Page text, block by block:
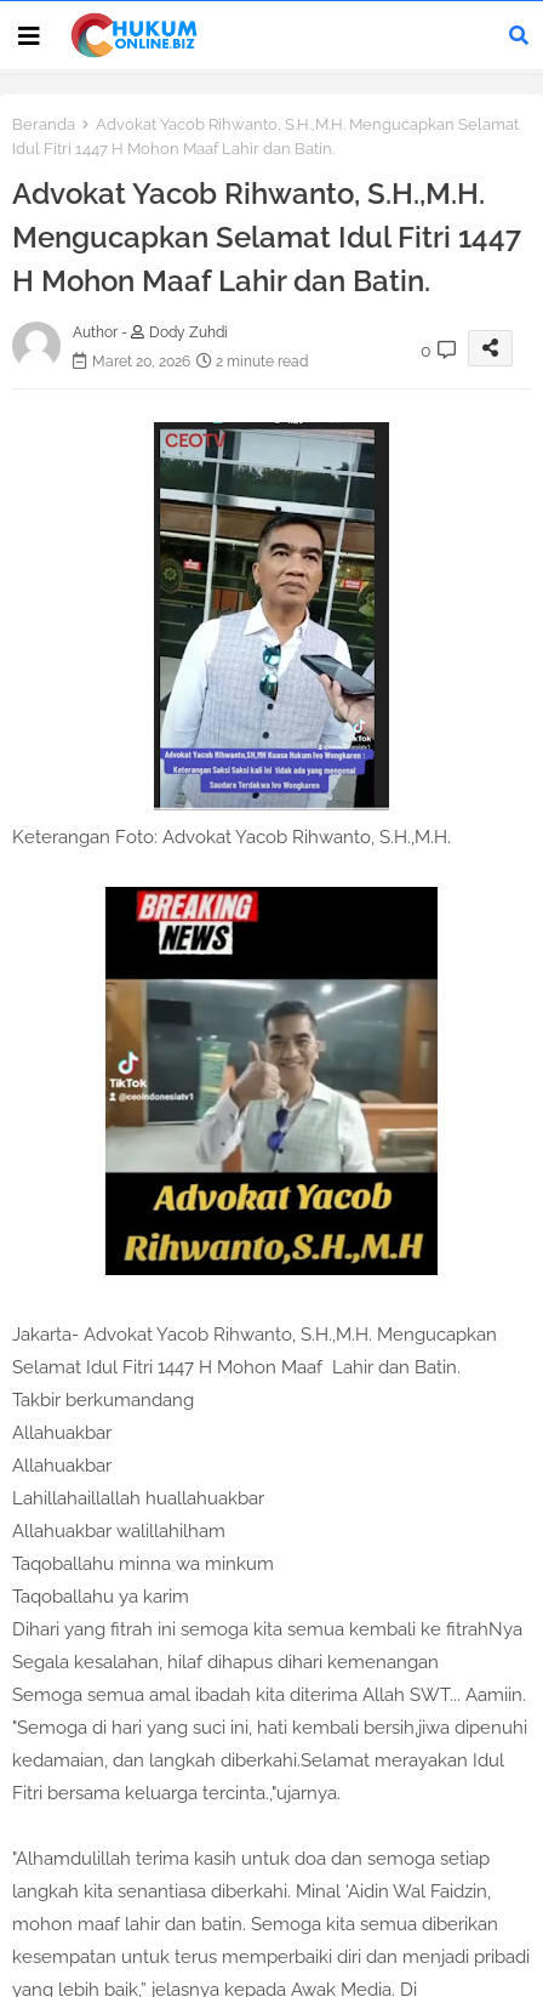
Beranda
Advokat Yacob Rihwanto, S.H.,M.H. Mengucapkan Selamat
Idul Fitri 1447 H Mohon Maaf Lahir dan Batin.
Advokat Yacob Rihwanto, S.H.,M.H.
Mengucapkan Selamat Idul Fitri 1447
H Mohon Maaf Lahir dan Batin.
Author -
Dody Zuhdi
Maret 20, 2026
2 minute read
0
Keterangan Foto: Advokat Yacob Rihwanto, S.H.,M.H.
Jakarta- Advokat Yacob Rihwanto, S.H.,M.H. Mengucapkan
Selamat Idul Fitri 1447 H Mohon Maaf Lahir dan Batin.
Takbir berkumandang
Allahuakbar
Allahuakbar
Lahillahaillallah huallahuakbar
Allahuakbar walillahilham
Taqoballahu minna wa minkum
Taqoballahu ya karim
Dihari yang fitrah ini semoga kita semua kembali ke fitrahNya
Segala kesalahan, hilaf dihapus dihari kemenangan
Semoga semua amal ibadah kita diterima Allah SWT... Aamiin.
"Semoga di hari yang suci ini, hati kembali bersih,jiwa dipenuhi
kedamaian, dan langkah diberkahi.Selamat merayakan Idul
Fitri bersama keluarga tercinta.,"ujarnya.
"Alhamdulillah terima kasih untuk doa dan semoga setiap
langkah kita senantiasa diberkahi. Minal 'Aidin Wal Faidzin,
mohon maaf lahir dan batin. Semoga kita semua diberikan
kesempatan untuk terus memperbaiki diri dan menjadi pribadi
yang lebih baik,” jelasnya kepada Awak Media. Di